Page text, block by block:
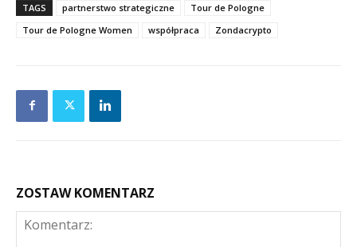
TAGS partnerstwo strategiczne
Tour de Pologne
Tour de Pologne Women
współpraca Zondacrypto
ZOSTAW KOMENTARZ